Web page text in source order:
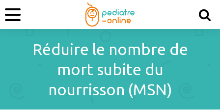
Réduire le nombre de
mort subite du
nourrisson (MSN)